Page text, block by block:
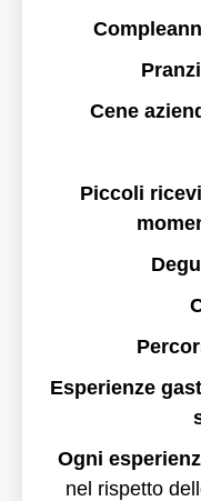
Cene
Piccoli
Esperienze
Ogni
nel rispetto